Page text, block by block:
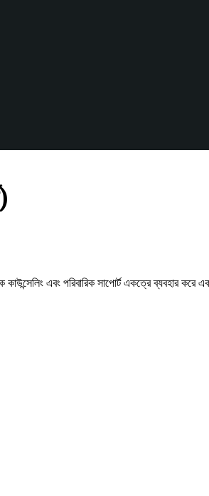
এবং পরিবারিক সাপোর্ট একত্রে ব্যবহার করে